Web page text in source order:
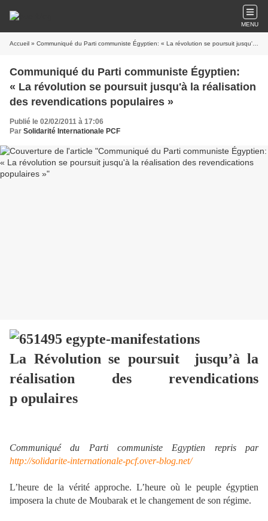
MENU
Accueil » Communiqué du Parti communiste Égyptien: « La révolution se poursuit jusqu'à la réalisation des revendications populaires »
Communiqué du Parti communiste Égyptien:
« La révolution se poursuit jusqu'à la réalisation
des revendications populaires »
Publié le 02/02/2011 à 17:06
Par Solidarité Internationale PCF
La Révolution se poursuit jusqu’à la
réalisation des revendications
p opulaires
Communiqué du Parti communiste Egyptien repris par
http://solidarite-internationale-pcf.over-blog.net/
L’heure de la vérité approche. L’heure où le peuple égyptien
imposera la chute de Moubarak et le changement de son régime.